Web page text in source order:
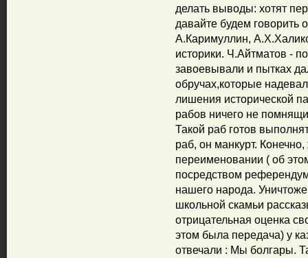
делать выводы: хотят
давайте будем говорить
А.Каримуллин,
историки. Ч.Айтматов -
завоевывали и пытках
обручах,которые
лишения исторической
рабов ничего не
Такой раб готов
раб, он манкурт.
переименовании ( об
посредством
нашего народа.
школьной скамьи
отрицательная оценка
этом была передача) у
отвечали : Мы болгары.